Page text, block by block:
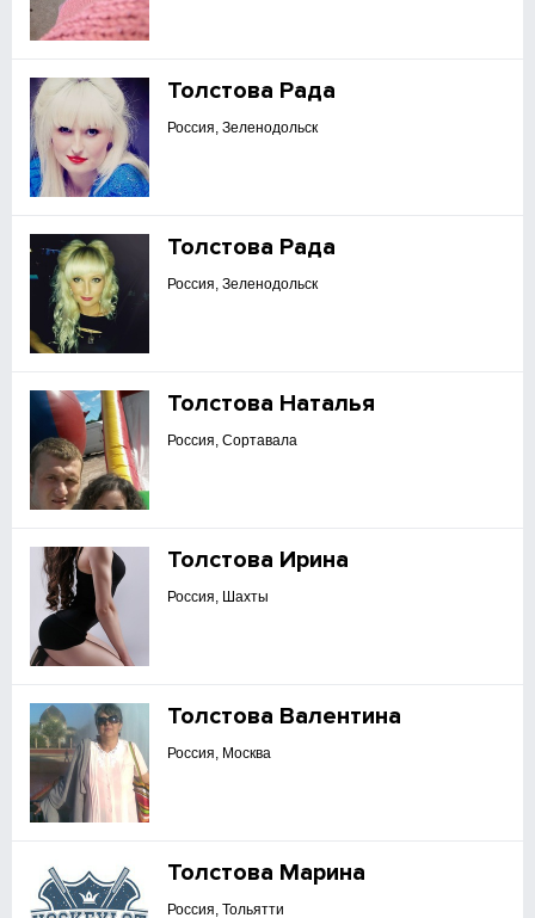
Толстова Рада
Россия, Зеленодольск
Толстова Рада
Россия, Зеленодольск
Толстова Наталья
Россия, Сортавала
Толстова Ирина
Россия, Шахты
Толстова Валентина
Россия, Москва
Толстова Марина
Россия, Тольятти